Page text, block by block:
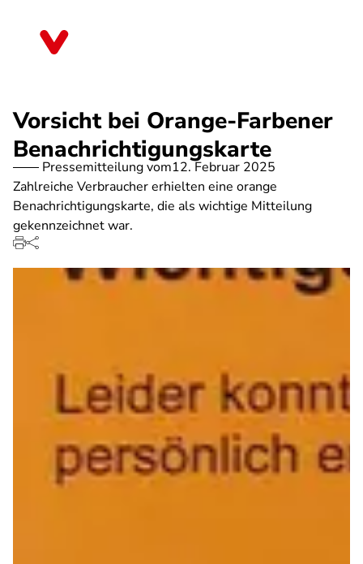
Vorsicht bei Orange-Farbener
Benachrichtigungskarte
Pressemitteilung vom12. Februar 2025
Zahlreiche Verbraucher erhielten eine orange
Benachrichtigungskarte, die als wichtige Mitteilung
gekennzeichnet war.